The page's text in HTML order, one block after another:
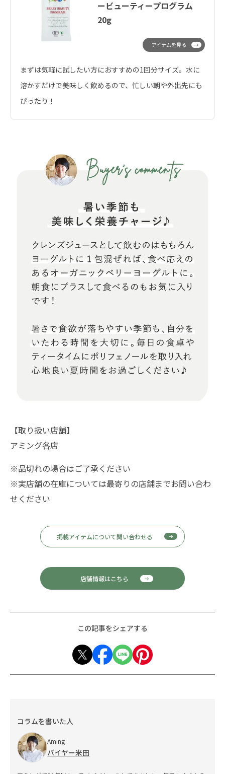
ービューティープログラム
20g
まずは気軽に試したい方におすすめの1回分サイズ。水に
溶かすだけで美味しく飲めるので、忙しい朝や外出先にも
ぴったり！
アイテムを見る
【取り扱い店舗】
アミング各店
※品切れの場合はご了承ください
※実店舗の在庫については最寄りの店舗までお問い合わ
せください
掲載アイテムについて問い合わせる
店舗情報はこちら
この記事をシェアする
コラムを書いた人
Aming
バイヤー米田